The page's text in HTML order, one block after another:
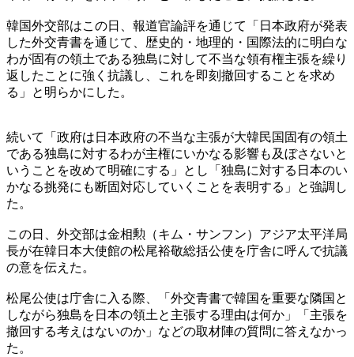
韓国外交部はこの日、報道官論評を通じて「日本政府が発表
した外交青書を通じて、歴史的・地理的・国際法的に明白な
わが固有の領土である独島に対して不当な領有権主張を繰り
返したことに強く抗議し、これを即刻撤回することを求め
る」と明らかにした。
続いて「政府は日本政府の不当な主張が大韓民国固有の領土
である独島に対するわが主権にいかなる影響も及ぼさないと
いうことを改めて明確にする」とし「独島に対する日本のい
かなる挑発にも断固対応していくことを表明する」と強調し
た。
この日、外交部は金相勲（キム・サンフン）アジア太平洋局
長が在韓日本大使館の松尾裕敬総括公使を庁舎に呼んで抗議
の意を伝えた。
松尾公使は庁舎に入る際、「外交青書で韓国を重要な隣国と
しながら独島を日本の領土と主張する理由は何か」「主張を
撤回する考えはないのか」などの取材陣の質問に答えなかっ
た。